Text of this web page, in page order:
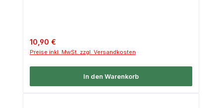
Regulärer Preis:
10,90 €
Preise inkl. MwSt. zzgl. Versandkosten
In den Warenkorb